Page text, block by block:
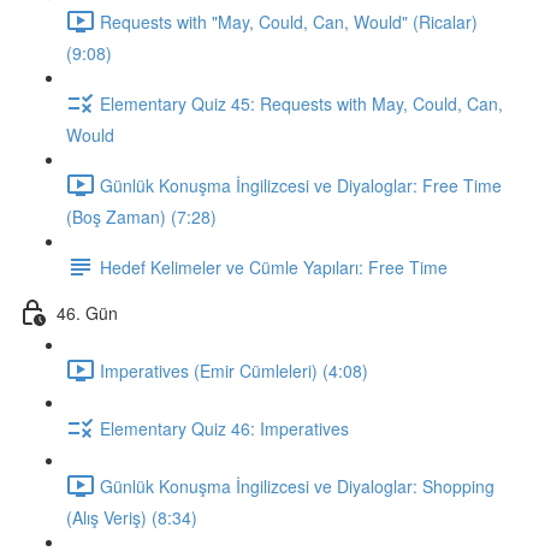
Requests with "May, Could, Can, Would" (Ricalar)
(9:08)
Elementary Quiz 45: Requests with May, Could, Can,
Would
Günlük Konuşma İngilizcesi ve Diyaloglar: Free Time
(Boş Zaman) (7:28)
Hedef Kelimeler ve Cümle Yapıları: Free Time
46. Gün
Imperatives (Emir Cümleleri) (4:08)
Elementary Quiz 46: Imperatives
Günlük Konuşma İngilizcesi ve Diyaloglar: Shopping
(Alış Veriş) (8:34)